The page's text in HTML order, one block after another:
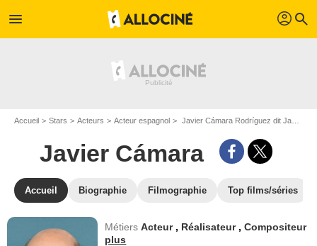
menu profil search
Accueil Stars Acteurs Acteur espagnol Javier Cámara Rodríguez dit Javier Cámara
Javier Cámara
Accueil Biographie Filmographie Top films/séries
MétiersActeur , Réalisateur ,Compositeur
plus